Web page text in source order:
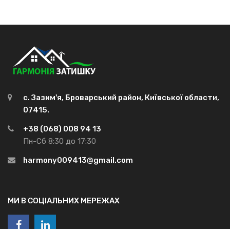
с. Зазим'я, Броварський район, Київської области,
07415.
+38 (068) 008 94 13
Пн-Сб 8:30 до 17:30
harmony009413@gmail.com
МИ В СОЦІАЛЬНИХ МЕРЕЖАХ